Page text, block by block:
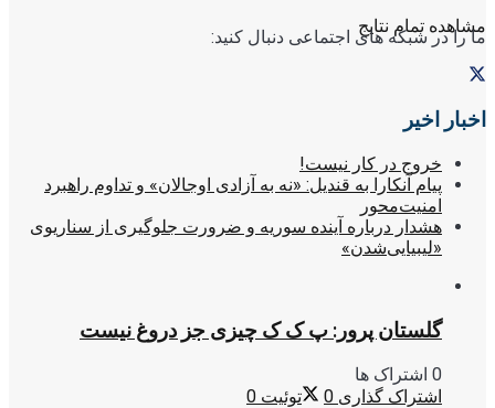
مشاهده تمام نتایج
ما را در شبکه های اجتماعی دنبال کنید:
اخبار اخیر
خروج در کار نیست!
پیام آنکارا به قندیل: «نه به آزادی اوجالان» و تداوم راهبرد
امنیت‌محور
هشدار درباره آینده سوریه و ضرورت جلوگیری از سناریوی
«لیبیایی‌شدن»
گلستان پرور: پ ک ک چیزی جز دروغ نیست
0 اشتراک ها
اشتراک گذاری 0 توئیت 0